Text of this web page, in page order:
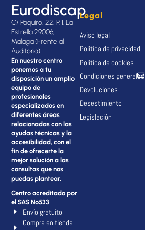
Eurodiscap
C/ Paquiro, 22, P. I. La
Estrella 29006,
Málaga (Frente al
Auditorio)
En nuestro centro
ponemos a tu
disposición un amplio
equipo de
profesionales
especializados en
diferentes áreas
relacionadas con las
ayudas técnicas y la
accesibilidad, con el
fin de ofrecerte la
mejor solución a las
consultas que nos
puedas plantear.
Centro acreditado por
el SAS Nº533
Envío gratuito
Compra en tienda
Legal
Aviso legal
Política de privacidad
Política de cookies
Condiciones generales
Devoluciones
Desestimiento
Legislación